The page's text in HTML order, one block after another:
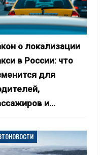
о локализации
в России: что
для
и…